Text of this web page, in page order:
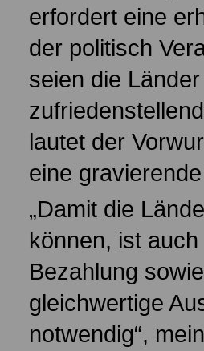
erfordert eine
der politisch
seien die
lautet der
eine
„Damit die
können, ist
Bezahlung
gleichwertige
notwendig“,